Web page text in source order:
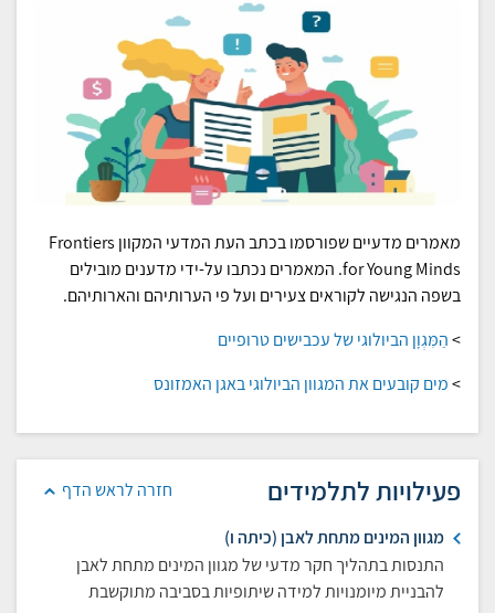
מאמרים מדעיים שפורסמו בכתב העת המדעי המקוון Frontiers
for Young Minds. המאמרים נכתבו על-ידי מדענים מובילים
בשפה הנגישה לקוראים צעירים ועל פי הערותיהם והארותיהם.
>הַמִּגְוָן הביולוגי של עכבישים טרופיים
>מים קובעים את המגוון הביולוגי באגן האמזונס
חזרה לראש הדף פעילויות לתלמידים
מגוון המינים מתחת לאבן (כיתה ו)
התנסות בתהליך חקר מדעי של מגוון המינים מתחת לאבן
להבניית מיומנויות למידה שיתופיות בסביבה מתוקשבת